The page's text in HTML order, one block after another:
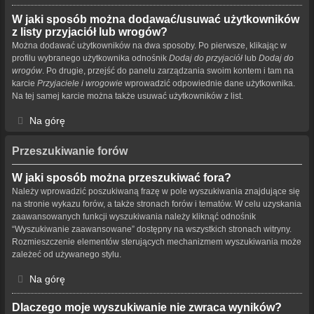
W jaki sposób można dodawać/usuwać użytkowników
z listy przyjaciół lub wrogów?
Można dodawać użytkowników na dwa sposoby. Po pierwsze, klikając w
profilu wybranego użytkownika odnośnik Dodaj do przyjaciół lub Dodaj do
wrogów . Po drugie, przejść do panelu zarządzania swoim kontem i tam na
karcie Przyjaciele i wrogowie wprowadzić odpowiednie dane użytkownika.
Na tej samej karcie można także usuwać użytkowników z list.
Na górę
Przeszukiwanie forów
W jaki sposób można przeszukiwać fora?
Należy wprowadzić poszukiwaną frazę w pole wyszukiwania znajdujące się
na stronie wykazu forów, a także stronach forów i tematów. W celu uzyskania
zaawansowanych funkcji wyszukiwania należy kliknąć odnośnik
“Wyszukiwanie zaawansowane” dostępny na wszystkich stronach witryny.
Rozmieszczenie elementów sterujących mechanizmem wyszukiwania może
zależeć od używanego stylu.
Na górę
Dlaczego moje wyszukiwanie nie zwraca wyników?